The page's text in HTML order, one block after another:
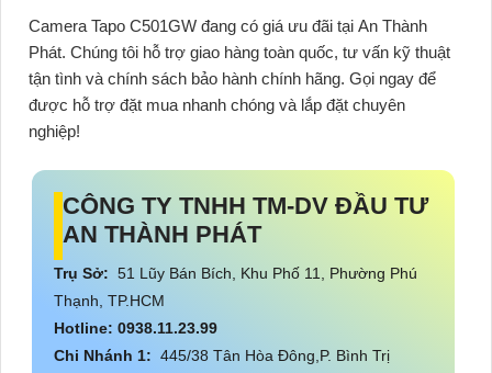
Camera Tapo C501GW đang có giá ưu đãi tại An Thành
Phát. Chúng tôi hỗ trợ giao hàng toàn quốc, tư vấn kỹ thuật
tận tình và chính sách bảo hành chính hãng. Gọi ngay để
được hỗ trợ đặt mua nhanh chóng và lắp đặt chuyên
nghiệp!
CÔNG TY TNHH TM-DV ĐẦU TƯ
AN THÀNH PHÁT
Trụ Sở: 51 Lũy Bán Bích, Khu Phố 11, Phường Phú
Thạnh, TP.HCM
Hotline: 0938.11.23.99
Chi Nhánh 1: 445/38 Tân Hòa Đông,P. Bình Trị